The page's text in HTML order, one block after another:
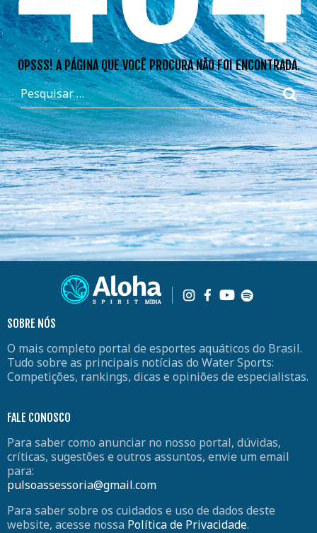
OPSSS! A PÁGINA QUE VOCÊ PROCURA NÃO FOI ENCONTRADA.
SOBRE NÓS
O mais completo portal de esportes aquáticos do Brasil.
Tudo sobre as principais notícias do Water Sports:
Competições, rankings, dicas e opiniões de especialistas.
FALE CONOSCO
Para saber como anunciar no nosso portal, dúvidas,
críticas, sugestões e outros assuntos, envie um email
para:
pulsoassessoria@gmail.com
Para saber sobre os cuidados e uso de dados deste
website, acesse nossa Política de Privacidade.